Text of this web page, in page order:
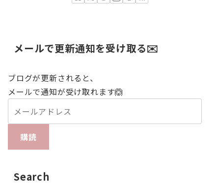
メールで更新通知を受け取る✉️
ブログが更新されると、
メールで通知が受け取れます🙆
購読
Search